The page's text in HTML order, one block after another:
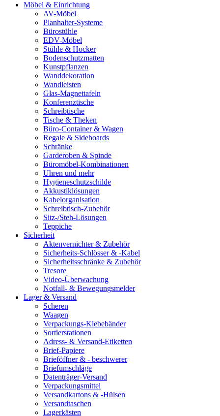
Möbel & Einrichtung
AV-Möbel
Planhalter-Systeme
Bürostühle
EDV-Möbel
Stühle & Hocker
Bodenschutzmatten
Kunstpflanzen
Wanddekoration
Wandleisten
Glas-Magnettafeln
Konferenztische
Schreibtische
Tische & Theken
Büro-Container & Wagen
Regale & Sideboards
Schränke
Garderoben & Spinde
Büromöbel-Kombinationen
Uhren und mehr
Hygieneschutzschilde
Akkustiklösungen
Kabelorganisation
Schreibtisch-Zubehör
Sitz-/Steh-Lösungen
Teppiche
Sicherheit
Aktenvernichter & Zubehör
Sicherheits-Schlösser & -Kabel
Sicherheitsschränke & Zubehör
Tresore
Video-Überwachung
Notfall- & Bewegungsmelder
Lager & Versand
Scheren
Waagen
Verpackungs-Klebebänder
Sortierstationen
Adress- & Versand-Etiketten
Brief-Papiere
Brieföffner & - beschwerer
Briefumschläge
Datenträger-Versand
Verpackungsmittel
Versandkartons & -Hülsen
Versandtaschen
Lagerkästen